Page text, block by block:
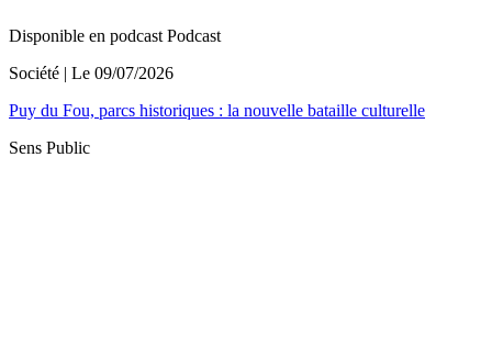
Disponible en podcast Podcast
Société | Le 09/07/2026
Puy du Fou, parcs historiques : la nouvelle bataille culturelle
Sens Public